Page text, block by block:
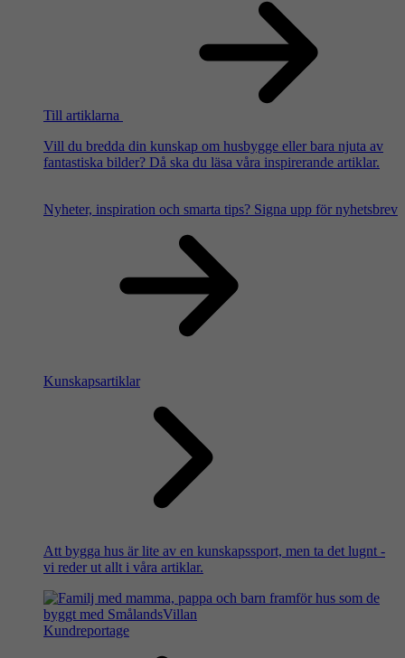
Till artiklarna
Vill du bredda din kunskap om husbygge eller bara njuta av
fantastiska bilder? Då ska du läsa våra inspirerande artiklar.
Nyheter, inspiration och smarta tips? Signa upp för nyhetsbrev
Kunskapsartiklar
Att bygga hus är lite av en kunskapssport, men ta det lugnt -
vi reder ut allt i våra artiklar.
Kundreportage